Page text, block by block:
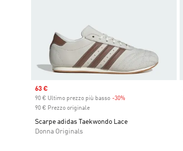
Sale price
63 €
90 € Ultimo prezzo più basso -30%
90 € Prezzo originale
Scarpe adidas Taekwondo Lace
Donna Originals